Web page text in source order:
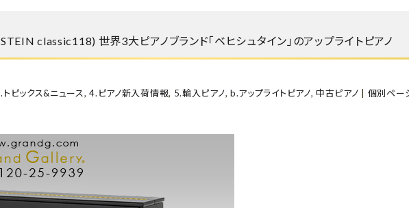
新品ピアノ
コンサートグランドピアノ
BOSTON
DIAPASON
もっとみる
新品ピアノ価格一覧
classic118) 世界3大ピアノブランド「ベヒシュタイン」のアップライトピアノ
トピックス&ニュース,4.ピアノ新入荷情報, 5.輸入ピアノ, b.アップライトピアノ,中古ピアノ 個別ペー